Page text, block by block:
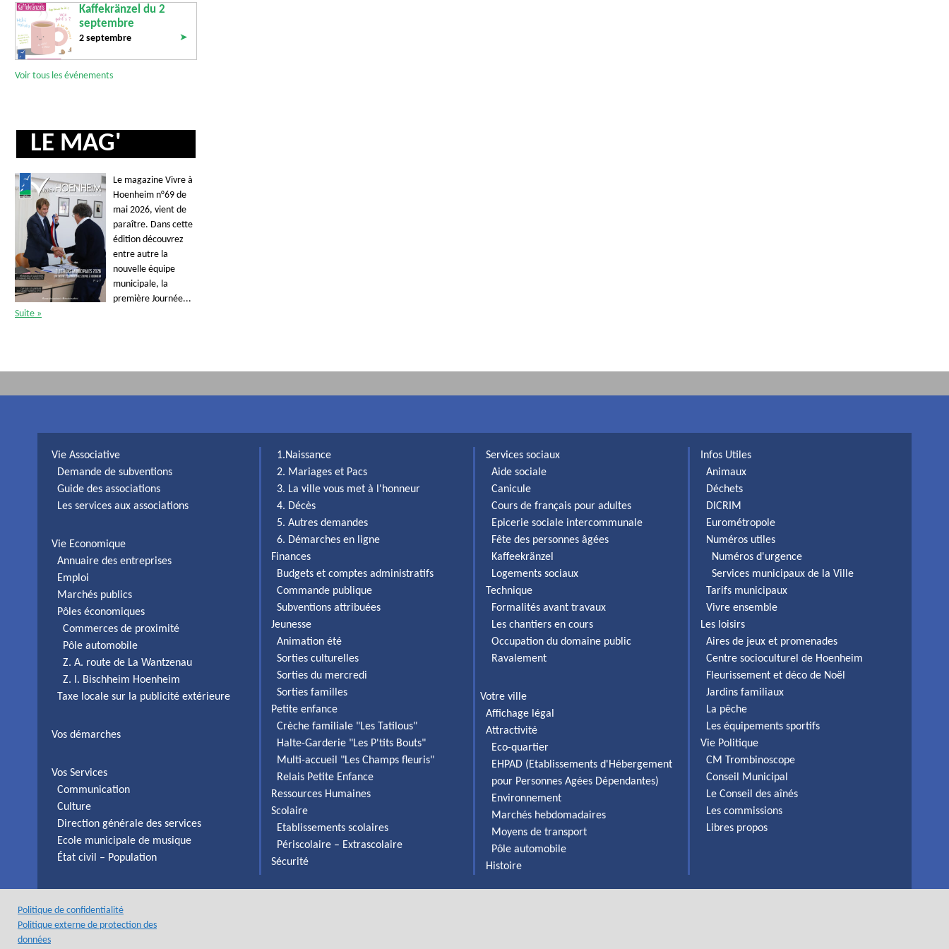
Kaffekränzel du 2
septembre
2 septembre ➤
Voir tous les événements
LE MAG'
Le magazine Vivre à
Hoenheim n°69 de
mai 2026, vient de
paraître. Dans cette
édition découvrez
entre autre la
nouvelle équipe
municipale, la
première Journée...
Suite »
Vie Associative
Demande de subventions
Guide des associations
Les services aux associations
Vie Economique
Annuaire des entreprises
Emploi
Marchés publics
Pôles économiques
Commerces de proximité
Pôle automobile
Z. A. route de La Wantzenau
Z. I. Bischheim Hoenheim
Taxe locale sur la publicité extérieure
Vos démarches
Vos Services
Communication
Culture
Direction générale des services
Ecole municipale de musique
État civil – Population
1.Naissance
2. Mariages et Pacs
3. La ville vous met à l'honneur
4. Décès
5. Autres demandes
6. Démarches en ligne
Finances
Budgets et comptes administratifs
Commande publique
Subventions attribuées
Jeunesse
Animation été
Sorties culturelles
Sorties du mercredi
Sorties familles
Petite enfance
Crèche familiale "Les Tatilous"
Halte-Garderie "Les P'tits Bouts"
Multi-accueil "Les Champs fleuris"
Relais Petite Enfance
Ressources Humaines
Scolaire
Etablissements scolaires
Périscolaire – Extrascolaire
Sécurité
Services sociaux
Aide sociale
Canicule
Cours de français pour adultes
Epicerie sociale intercommunale
Fête des personnes âgées
Kaffeekränzel
Logements sociaux
Technique
Formalités avant travaux
Les chantiers en cours
Occupation du domaine public
Ravalement
Votre ville
Affichage légal
Attractivité
Eco-quartier
EHPAD (Etablissements d'Hébergement
pour Personnes Agées Dépendantes)
Environnement
Marchés hebdomadaires
Moyens de transport
Pôle automobile
Histoire
Infos Utiles
Animaux
Déchets
DICRIM
Eurométropole
Numéros utiles
Numéros d'urgence
Services municipaux de la Ville
Tarifs municipaux
Vivre ensemble
Les loisirs
Aires de jeux et promenades
Centre socioculturel de Hoenheim
Fleurissement et déco de Noël
Jardins familiaux
La pêche
Les équipements sportifs
Vie Politique
CM Trombinoscope
Conseil Municipal
Le Conseil des aînés
Les commissions
Libres propos
Politique de confidentialité
Politique externe de protection des
données